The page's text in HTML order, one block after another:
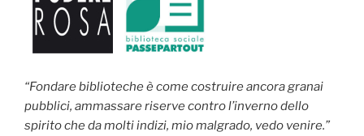
“Fondare biblioteche è come costruire ancora granai
pubblici, ammassare riserve contro l’inverno dello
spirito che da molti indizi, mio malgrado, vedo venire.”